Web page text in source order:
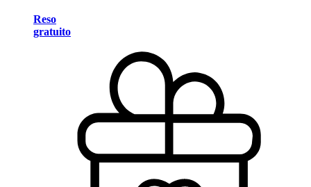
Reso
gratuito